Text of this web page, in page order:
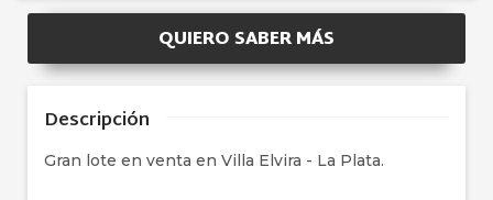
QUIERO SABER MÁS
Descripción
Gran lote en venta en Villa Elvira - La Plata.